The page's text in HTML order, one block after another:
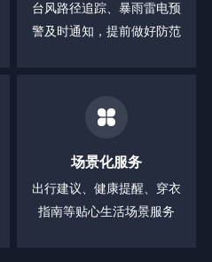
台风路径追踪、暴雨雷电预
警及时通知，提前做好防范
场景化服务
出行建议、健康提醒、穿衣
指南等贴心生活场景服务